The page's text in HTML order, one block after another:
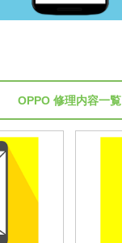
OPPO 修理内容一覧